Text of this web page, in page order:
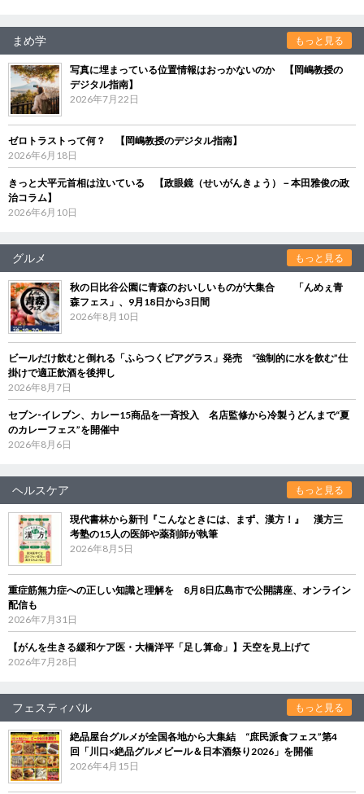
まめ学 もっと見る
写真に埋まっている位置情報はおっかないのか 【岡嶋教授の
デジタル指南】
2026年7月22日
ゼロトラストって何？ 【岡嶋教授のデジタル指南】
2026年6月18日
きっと大平元首相は泣いている 【政眼鏡（せいがんきょう）－本田雅俊の政
治コラム】
2026年6月10日
グルメ もっと見る
秋の日比谷公園に青森のおいしいものが大集合 「んめぇ青
森フェス」、9月18日から3日間
2026年8月10日
ビールだけ飲むと倒れる「ふらつくビアグラス」発売 “強制的に水を飲む”仕
掛けで適正飲酒を後押し
2026年8月7日
セブン‐イレブン、カレー15商品を一斉投入 名店監修から冷製うどんまで“夏
のカレーフェス”を開催中
2026年8月6日
ヘルスケア もっと見る
現代書林から新刊『こんなときには、まず、漢方！』 漢方三
考塾の15人の医師や薬剤師が執筆
2026年8月5日
重症筋無力症への正しい知識と理解を 8月8日広島市で公開講座、オンライン
配信も
2026年7月31日
【がんを生きる緩和ケア医・大橋洋平「足し算命」】天空を見上げて
2026年7月28日
フェスティバル もっと見る
絶品屋台グルメが全国各地から大集結 “庶民派食フェス”第4
回「川口×絶品グルメビール＆日本酒祭り2026」を開催
2026年4月15日